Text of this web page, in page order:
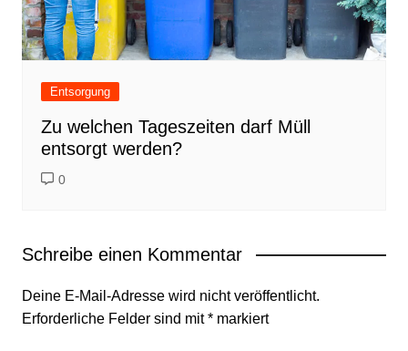
Entsorgung
Zu welchen Tageszeiten darf Müll
entsorgt werden?
0
Schreibe einen Kommentar
Deine E-Mail-Adresse wird nicht veröffentlicht.
Erforderliche Felder sind mit*markiert